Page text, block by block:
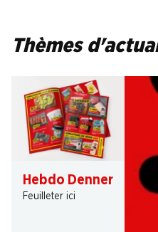
Thèmes
Hebdo Denner
Feuilleter ici